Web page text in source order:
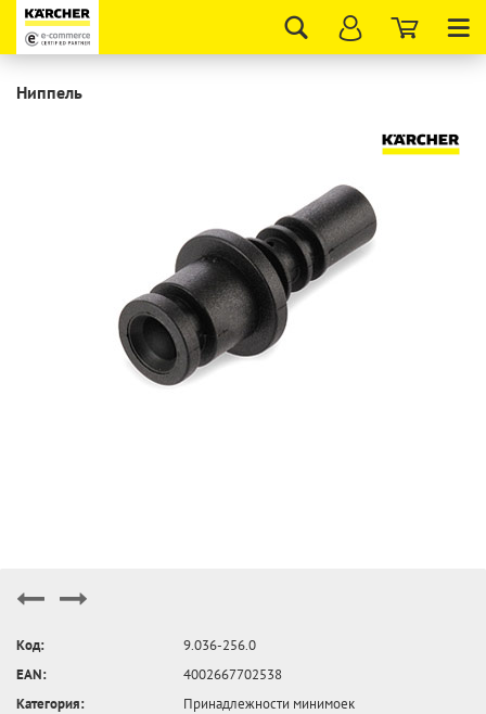
Ниппель
Код:
9.036-256.0
EAN:
4002667702538
Категория:
Принадлежности минимоек